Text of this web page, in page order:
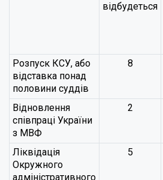
відбудеться
Розпуск КСУ, або
відставка понад
половини суддів
8
Відновлення
співпраці України
з МВФ
2
Ліквідація
Окружного
адміністративного
5